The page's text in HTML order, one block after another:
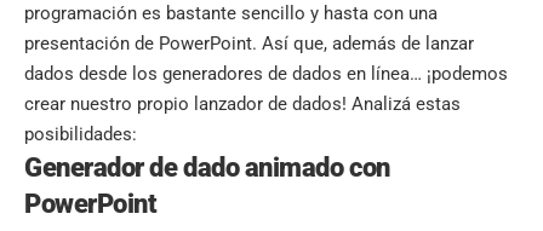
programación es bastante sencillo y hasta con una
presentación de PowerPoint. Así que, además de lanzar
dados desde los generadores de dados en línea… ¡podemos
crear nuestro propio lanzador de dados! Analizá estas
posibilidades:
Generador de dado animado con
PowerPoint